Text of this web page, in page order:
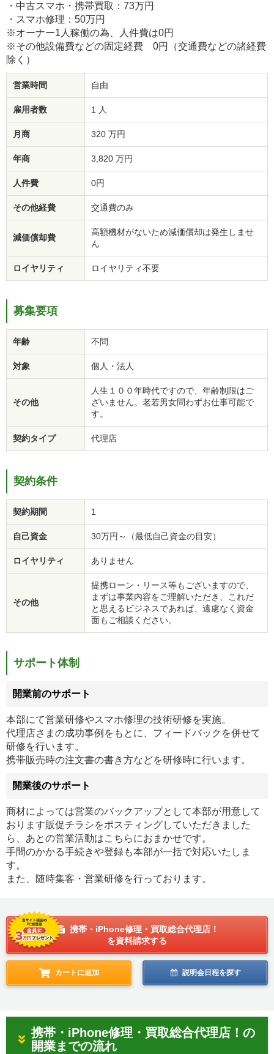
・中古スマホ・携帯買取：73万円
・スマホ修理：50万円
※オーナー1人稼働の為、人件費は0円
※その他設備費などの固定経費 0円（交通費などの諸経費
除く）
営業時間 自由
雇用者数 1 人
月商 320 万円
年商 3,820 万円
人件費 0円
その他経費 交通費のみ
減価償却費
高額機材がないため減価償却は発生しませ
ん
ロイヤリティ ロイヤリティ不要
募集要項
年齢 不問
対象 個人・法人
その他
人生１００年時代ですので、年齢制限はご
ざいません。老若男女問わずお仕事可能で
す。
契約タイプ 代理店
契約条件
契約期間 1
自己資金 30万円～（最低自己資金の目安）
ロイヤリティ ありません
その他
提携ローン・リース等もございますので、
まずは事業内容をご理解いただき、これだ
と思えるビジネスであれば、遠慮なく資金
面もご相談ください。
サポート体制
開業前のサポート
本部にて営業研修やスマホ修理の技術研修を実施。
代理店さまの成功事例をもとに、フィードバックを併せて
研修を行います。
携帯販売時の注文書の書き方などを研修時に行います。
開業後のサポート
商材によっては営業のバックアップとして本部が用意して
おります販促チラシをポスティングしていただきました
ら、あとの営業活動はこちらにおまかせです。
手間のかかる手続きや登録も本部が一括で対応いたしま
す。
また、随時集客・営業研修を行っております。
携帯・iPhone修理・買取総合代理店！
を資料請求する
カートに追加 説明会日程を探す
携帯・iPhone修理・買取総合代理店！の
開業までの流れ